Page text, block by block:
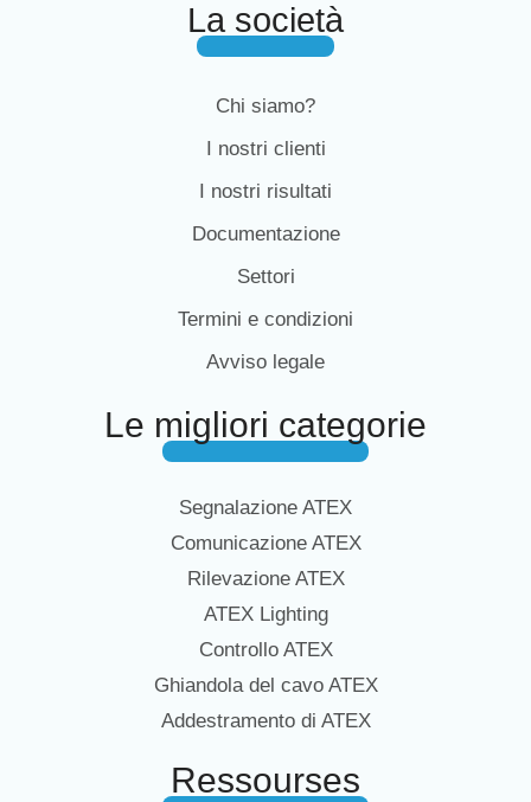
La società
Chi siamo?
I nostri clienti
I nostri risultati
Documentazione
Settori
Termini e condizioni
Avviso legale
Le migliori categorie
Segnalazione ATEX
Comunicazione ATEX
Rilevazione ATEX
ATEX Lighting
Controllo ATEX
Ghiandola del cavo ATEX
Addestramento di ATEX
Ressourses